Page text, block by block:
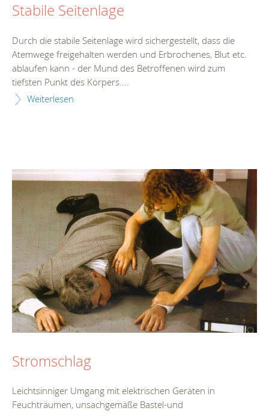
Stabile Seitenlage
Durch die stabile Seitenlage wird sichergestellt, dass die
Atemwege freigehalten werden und Erbrochenes, Blut etc.
ablaufen kann - der Mund des Betroffenen wird zum
tiefsten Punkt des Körpers....
Weiterlesen
Stromschlag
Leichtsinniger Umgang mit elektrischen Geräten in
Feuchträumen, unsachgemäße Bastel-und